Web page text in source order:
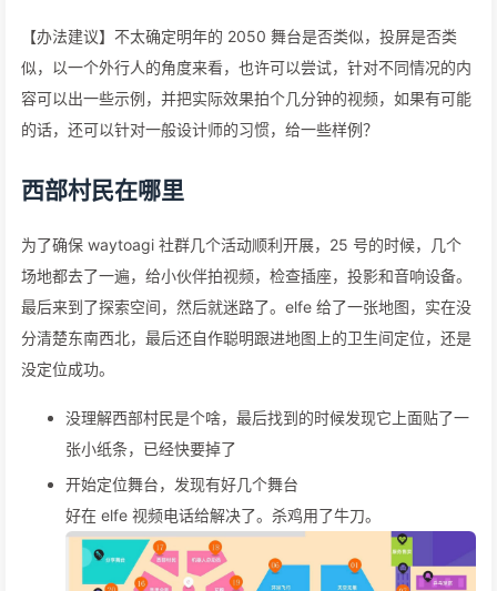
【办法建议】不太确定明年的 2050 舞台是否类似，投屏是否类
似，以一个外行人的角度来看，也许可以尝试，针对不同情况的内
容可以出一些示例，并把实际效果拍个几分钟的视频，如果有可能
的话，还可以针对一般设计师的习惯，给一些样例？
西部村民在哪里
为了确保 waytoagi 社群几个活动顺利开展，25 号的时候，几个
场地都去了一遍，给小伙伴拍视频，检查插座，投影和音响设备。
最后来到了探索空间，然后就迷路了。elfe 给了一张地图，实在没
分清楚东南西北，最后还自作聪明跟进地图上的卫生间定位，还是
没定位成功。
没理解西部村民是个啥，最后找到的时候发现它上面贴了一
张小纸条，已经快要掉了
开始定位舞台，发现有好几个舞台
好在 elfe 视频电话给解决了。杀鸡用了牛刀。